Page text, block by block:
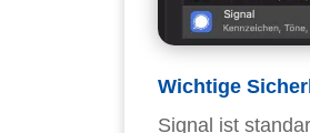
Wichtige
Signal ist